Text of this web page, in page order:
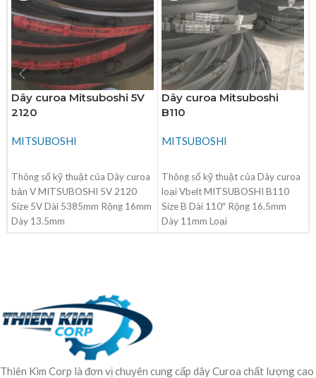
Dây curoa Mitsuboshi 5V
2120
MITSUBOSHI
Thông số kỹ thuật của Dây curoa
bản V MITSUBOSHI 5V 2120
Size 5V Dài 5385mm Rộng 16mm
Dày 13.5mm
Dây curoa Mitsuboshi
B110
MITSUBOSHI
Thông số kỹ thuật của Dây curoa
loại Vbelt MITSUBOSHI B110
Size B Dài 110″ Rộng 16.5mm
Dày 11mm Loại
Thiên Kim Corp là đơn vị chuyên cung cấp dây Curoa chất lượng cao